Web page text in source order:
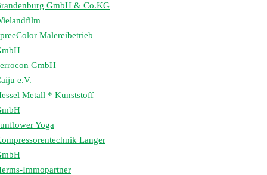
GmbH & Co.KG
Malereibetrieb
GmbH
e.V.
Metall * Kunststoff
Yoga
Langer
Immopartner